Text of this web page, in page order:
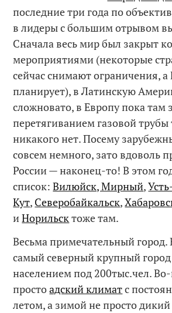
последние три года по
в лидеры с большим отрывом
Сначала весь мир был закрыт
мероприятиями (некоторые
сейчас снимают ограничения,
планирует), в Латинскую
сложновато, в Европу пока там
перетягиванием газовой
никакого нет. Посему
совсем немного, зато вдоволь
России — наконец-то! В этом
список:Вилюйск, Мирный,
Кут, Северобайкальск,
иНорильсктоже там.
Весьма примечательный город.
самый северный крупный
населением под 200тыс.чел.
простоадский климатс
летом, а зимой не просто